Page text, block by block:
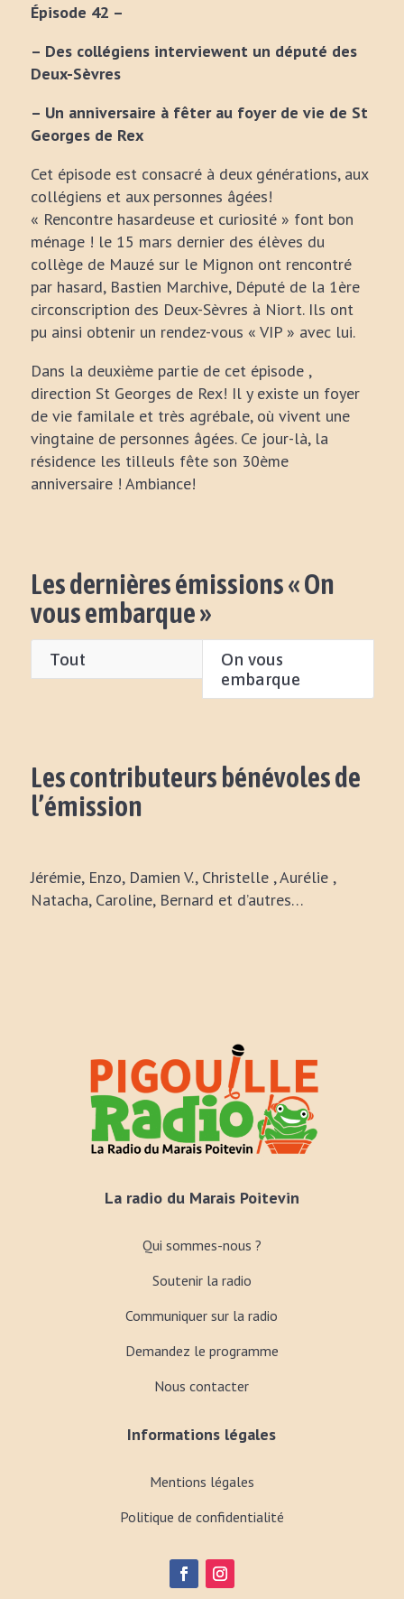
Épisode 42 –
– Des collégiens interviewent un député des
Deux-Sèvres
– Un anniversaire à fêter au foyer de vie de St
Georges de Rex
Cet épisode est consacré à deux générations, aux
collégiens et aux personnes âgées!
« Rencontre hasardeuse et curiosité » font bon
ménage ! le 15 mars dernier des élèves du
collège de Mauzé sur le Mignon ont rencontré
par hasard, Bastien Marchive, Député de la 1ère
circonscription des Deux-Sèvres à Niort. Ils ont
pu ainsi obtenir un rendez-vous « VIP » avec lui.
Dans la deuxième partie de cet épisode ,
direction St Georges de Rex! Il y existe un foyer
de vie familale et très agrébale, où vivent une
vingtaine de personnes âgées. Ce jour-là, la
résidence les tilleuls fête son 30ème
anniversaire ! Ambiance!
Les dernières émissions « On
vous embarque »
Tout
On vous
embarque
Les contributeurs bénévoles de
l’émission
Jérémie, Enzo, Damien V., Christelle , Aurélie ,
Natacha, Caroline, Bernard et d’autres…
La radio du Marais Poitevin
Qui sommes-nous ?
Soutenir la radio
Communiquer sur la radio
Demandez le programme
Nous contacter
Informations légales
Mentions légales
Politique de confidentialité